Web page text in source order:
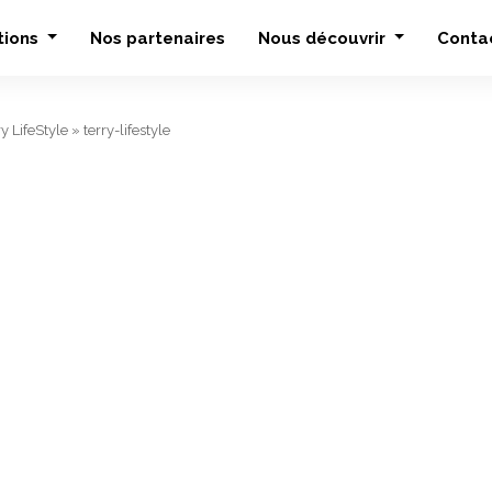
Nos partenaires Nous découvrir
LifeStyle » terry-lifestyle